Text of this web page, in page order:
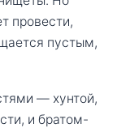
провести,
пустым,
— хунтой,
и братом-